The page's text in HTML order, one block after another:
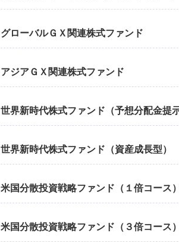
グローバルＧＸ関連株式ファンド
アジアＧＸ関連株式ファンド
世界新時代株式ファンド（予想分配金提
世界新時代株式ファンド（資産成長型）
米国分散投資戦略ファンド（１倍コース
米国分散投資戦略ファンド（３倍コース